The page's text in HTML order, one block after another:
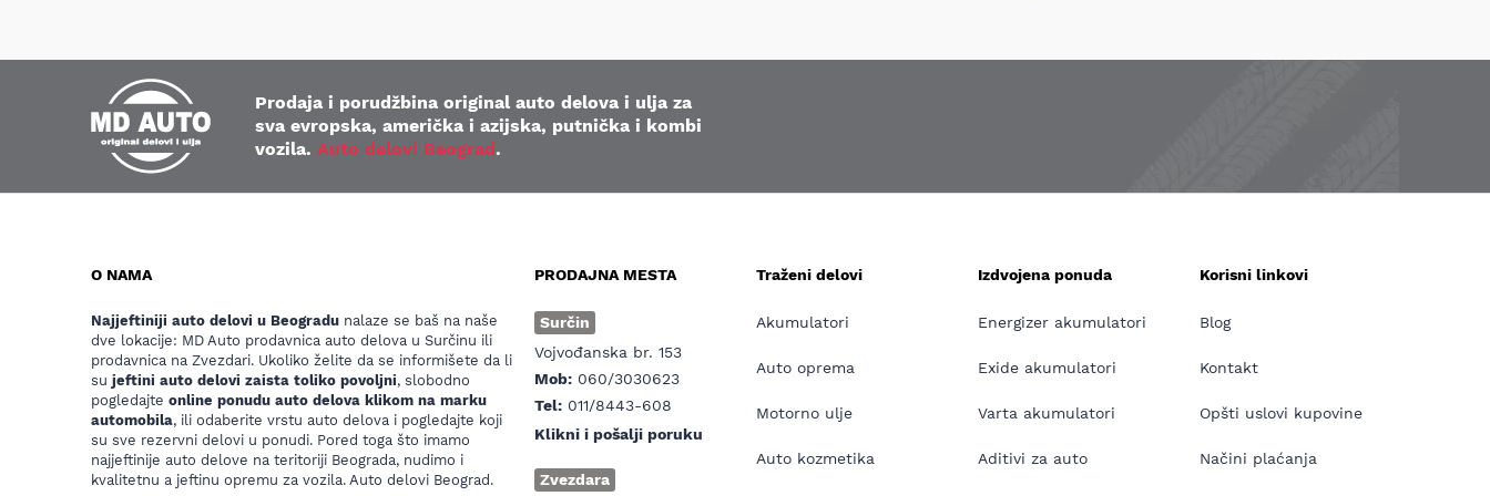
Prodaja i porudžbina original auto delova i ulja za
sva evropska, američka i azijska, putnička i kombi
vozila. Auto delovi Beograd.
O NAMA
Najjeftiniji auto delovi u Beogradu nalaze se baš na naše
dve lokacije: MD Auto prodavnica auto delova u Surčinu ili
prodavnica na Zvezdari. Ukoliko želite da se informišete da li
su jeftini auto delovi zaista toliko povoljni, slobodno
pogledajte online ponudu auto delova klikom na marku
automobila, ili odaberite vrstu auto delova i pogledajte koji
su sve rezervni delovi u ponudi. Pored toga što imamo
najjeftinije auto delove na teritoriji Beograda, nudimo i
kvalitetnu a jeftinu opremu za vozila. Auto delovi Beograd.
PRODAJNA MESTA
Surčin
Vojvođanska br. 153
Mob: 060/3030623
Tel: 011/8443-608
Klikni i pošalji poruku
Zvezdara
Traženi delovi
Akumulatori
Auto oprema
Motorno ulje
Auto kozmetika
Izdvojena ponuda
Energizer akumulatori
Exide akumulatori
Varta akumulatori
Aditivi za auto
Korisni linkovi
Blog
Kontakt
Opšti uslovi kupovine
Načini plaćanja